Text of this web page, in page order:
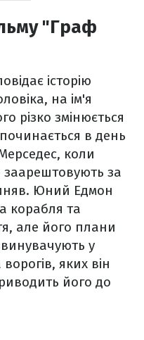
"Граф
історію
на ім'я
різко змінюється
в день
коли
за
Юний Едмон
корабля та
але його плани
у
яких він
його до